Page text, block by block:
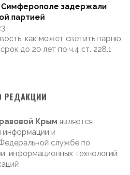
Симферополе задержали
партией
как может светить парню
до 20 лет по ч.4 ст. 228.1
РЕДАКЦИИ
Крым является
информации и
службе по
информационных технологий